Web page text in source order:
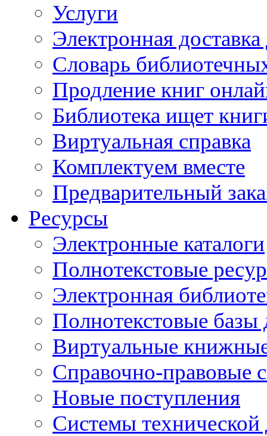
Услуги
Электронная
Словарь
Продление книг
Библиотека ищет
Виртуальная справка
Комплектуем вместе
Предварительный
Ресурсы
Электронные каталоги
Полнотекстовые
Электронная
Полнотекстовые
Виртуальные
Справочно-правовые
Новые поступления
Cистемы